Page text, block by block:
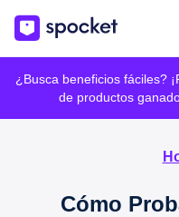
¿Busca beneficios fáciles?
de productos
Cómo